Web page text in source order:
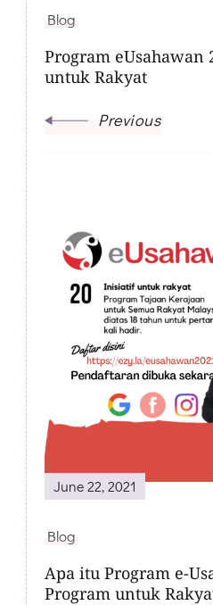
Blog
Program eUsahawan
untuk Rakyat
Previous
June 22, 2021
Blog
Apa itu Program e-
Program untuk